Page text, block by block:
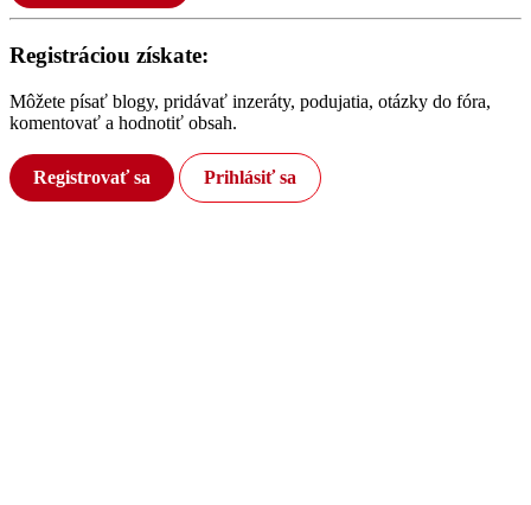
Registráciou získate:
Môžete písať blogy, pridávať inzeráty, podujatia, otázky do fóra,
komentovať a hodnotiť obsah.
Registrovať sa Prihlásiť sa